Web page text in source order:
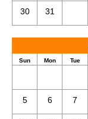
30 31
Sun Mon Tue
5 6 7